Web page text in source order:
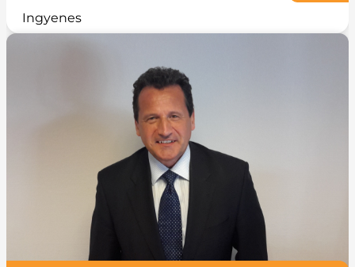
Ingyenes